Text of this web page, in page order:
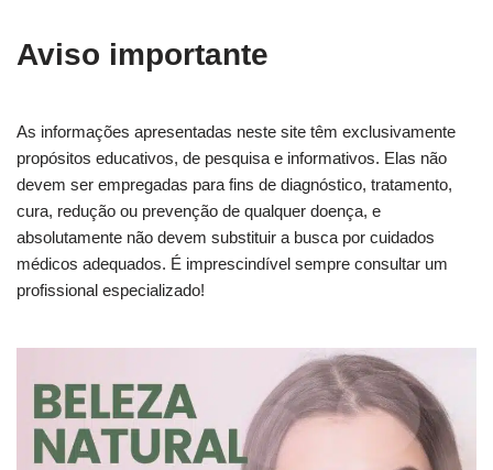
Aviso importante
As informações apresentadas neste site têm exclusivamente
propósitos educativos, de pesquisa e informativos. Elas não
devem ser empregadas para fins de diagnóstico, tratamento,
cura, redução ou prevenção de qualquer doença, e
absolutamente não devem substituir a busca por cuidados
médicos adequados. É imprescindível sempre consultar um
profissional especializado!